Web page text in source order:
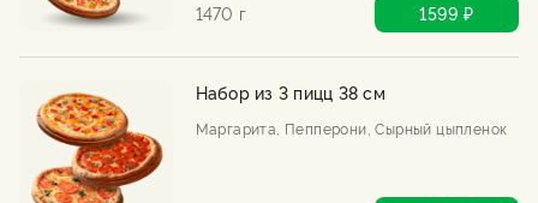
1470 г 1599 ₽
Набор из 3 пицц 38 см
Маргарита, Пепперони, Сырный цыпленок